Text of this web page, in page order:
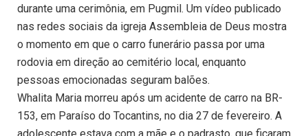
durante uma cerimônia, em Pugmil. Um vídeo publicado
nas redes sociais da igreja Assembleia de Deus mostra
o momento em que o carro funerário passa por uma
rodovia em direção ao cemitério local, enquanto
pessoas emocionadas seguram balões.
Whalita Maria morreu após um acidente de carro na BR-
153, em Paraíso do Tocantins, no dia 27 de fevereiro. A